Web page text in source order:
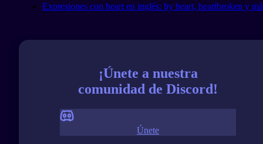
Expresiones con heart en inglés: by heart, heartbroken y
¡Únete a nuestra
comunidad de Discord!
Únete